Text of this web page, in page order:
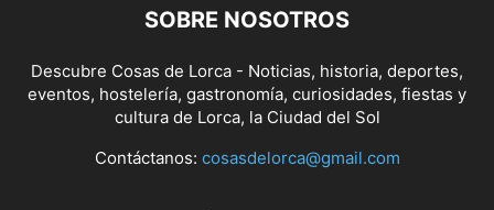
SOBRE NOSOTROS
Descubre Cosas de Lorca - Noticias, historia, deportes,
eventos, hostelería, gastronomía, curiosidades, fiestas y
cultura de Lorca, la Ciudad del Sol
Contáctanos: cosasdelorca@gmail.com